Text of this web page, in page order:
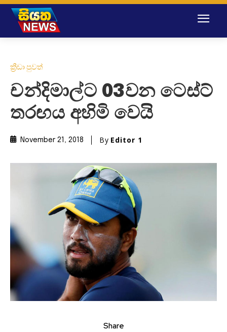
ක්‍රීඩා පුවත්
චන්දිමාල්ට 03වන ටෙස්ට්
තරඟය අහිමි වෙයි
November 21, 2018 By Editor 1
Share